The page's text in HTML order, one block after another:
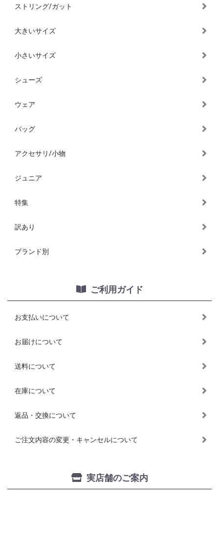
ストリング/ガット
大きいサイズ
小さいサイズ
シューズ
ウェア
バッグ
アクセサリ/小物
ジュニア
特集
訳あり
ブランド別
ご利用ガイド
お支払いについて
お届けについて
送料について
在庫について
返品・交換について
ご注文内容の変更・キャンセルについて
実店舗のご案内